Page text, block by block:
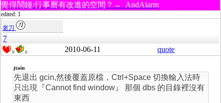
覺得鬧鐘/行事曆有改進的空間？→ AndAlarm
edited: 1
老刀
7
0 0 2010-06-11 quote
jtain
先退出 gcin,然後覆蓋原檔，Ctrl+Space 切換輸入法時
只出現『Cannot find window』 那個 dbs 的目錄裡沒有
東西